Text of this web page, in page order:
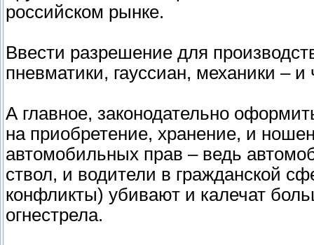
российском рынке.
Ввести разрешение для
пневматики, гауссиан, механики – и
А главное, законодательно
на приобретение, хранение, и
автомобильных прав – ведь
ствол, и водители в гражданской
конфликты) убивают и калечат
огнестрела.